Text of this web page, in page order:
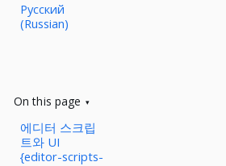
Русский
(Russian)
On this page
에디터 스크립
트와 UI
{editor-scripts-